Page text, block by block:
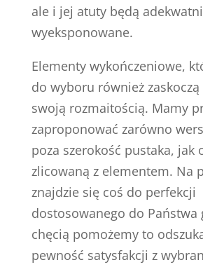
ale i jej atuty będą
wyeksponowane.
Elementy wykończeniowe,
do wyboru również zaskoczą
swoją rozmaitością. Mamy
zaproponować zarówno
poza szerokość pustaka, jak
zlicowaną z elementem. Na
znajdzie się coś do perfekcji
dostosowanego do Państwa
chęcią pomożemy to
pewność satysfakcji z